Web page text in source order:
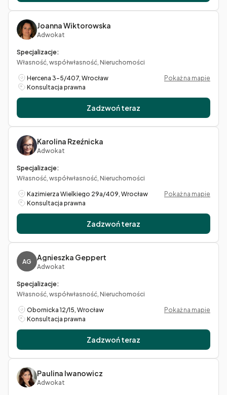
Joanna Wiktorowska
Adwokat
Specjalizacje:
Własność, współwłasność, Nieruchomości
Hercena 3-5/407, Wrocław
Pokaż na mapie
Konsultacja prawna
Zadzwoń teraz
Karolina Rzeźnicka
Adwokat
Specjalizacje:
Własność, współwłasność, Nieruchomości
Kazimierza Wielkiego 29a/409, Wrocław
Pokaż na mapie
Konsultacja prawna
Zadzwoń teraz
AG Agnieszka Geppert
Adwokat
Specjalizacje:
Własność, współwłasność, Nieruchomości
Obornicka 12/15, Wrocław
Pokaż na mapie
Konsultacja prawna
Zadzwoń teraz
Paulina Iwanowicz
Adwokat